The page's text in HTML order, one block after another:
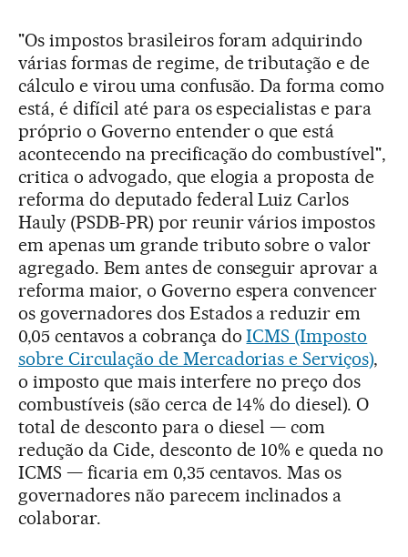
"Os impostos brasileiros foram adquirindo
várias formas de regime, de tributação e de
cálculo e virou uma confusão. Da forma como
está, é difícil até para os especialistas e para
próprio o Governo entender o que está
acontecendo na precificação do combustível",
critica o advogado, que elogia a proposta de
reforma do deputado federal Luiz Carlos
Hauly (PSDB-PR) por reunir vários impostos
em apenas um grande tributo sobre o valor
agregado. Bem antes de conseguir aprovar a
reforma maior, o Governo espera convencer
os governadores dos Estados a reduzir em
0,05 centavos a cobrança doICMS (Imposto
sobre Circulação de Mercadorias e Serviços),
o imposto que mais interfere no preço dos
combustíveis (são cerca de 14% do diesel). O
total de desconto para o diesel — com
redução da Cide, desconto de 10% e queda no
ICMS — ficaria em 0,35 centavos. Mas os
governadores não parecem inclinados a
colaborar.